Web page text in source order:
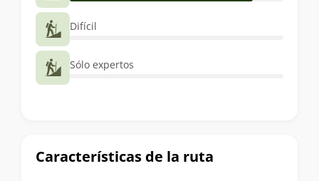
Características de la ruta
Difícil
Sólo expertos